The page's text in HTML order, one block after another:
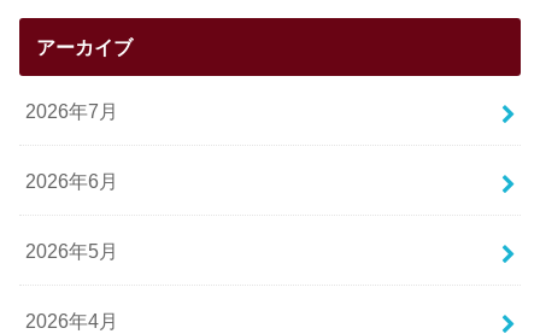
アーカイブ
2026年7月
2026年6月
2026年5月
2026年4月